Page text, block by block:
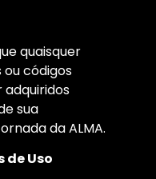
quaisquer
códigos
adquiridos
sua
da ALMA.
de Uso